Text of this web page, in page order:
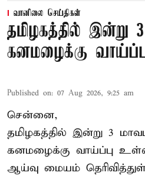
வானிலை செய்திகள்
தமிழகத்தில் இன்று
கனமழைக்கு
Published on: 07 Aug 2026, 9:25 am
சென்னை,
தமிழகத்தில் இன்று 3
கனமழைக்கு வாய்ப்பு
ஆய்வு மையம்